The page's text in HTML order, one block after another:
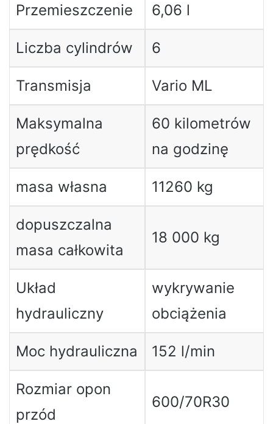
Przemieszczenie 6,06 l
Liczba cylindrów 6
Transmisja Vario ML
Maksymalna
prędkość
60 kilometrów
na godzinę
masa własna 11260 kg
dopuszczalna
masa całkowita
18 000 kg
Układ
hydrauliczny
wykrywanie
obciążenia
Moc hydrauliczna 152 l/min
Rozmiar opon
przód
600/70R30